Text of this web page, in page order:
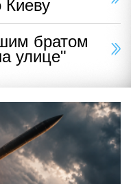
Киеву
братом
улице"